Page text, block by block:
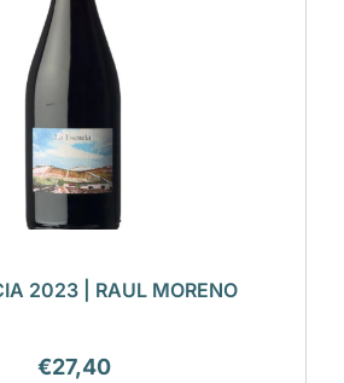
2023 | RAUL MORENO
€27,40